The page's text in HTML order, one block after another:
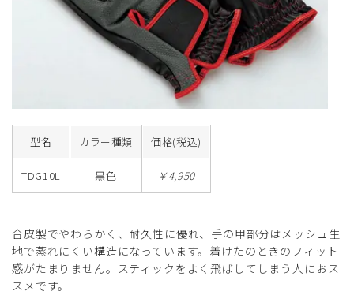
型名 カラー種類 価格(税込)
TDG10L 黒色 ￥4,950
合皮製でやわらかく、耐久性に優れ、手の甲部分はメッシュ生
地で蒸れにくい構造になっています。着けたのときのフィット
感がたまりません。スティックをよく飛ばしてしまう人におス
スメです。